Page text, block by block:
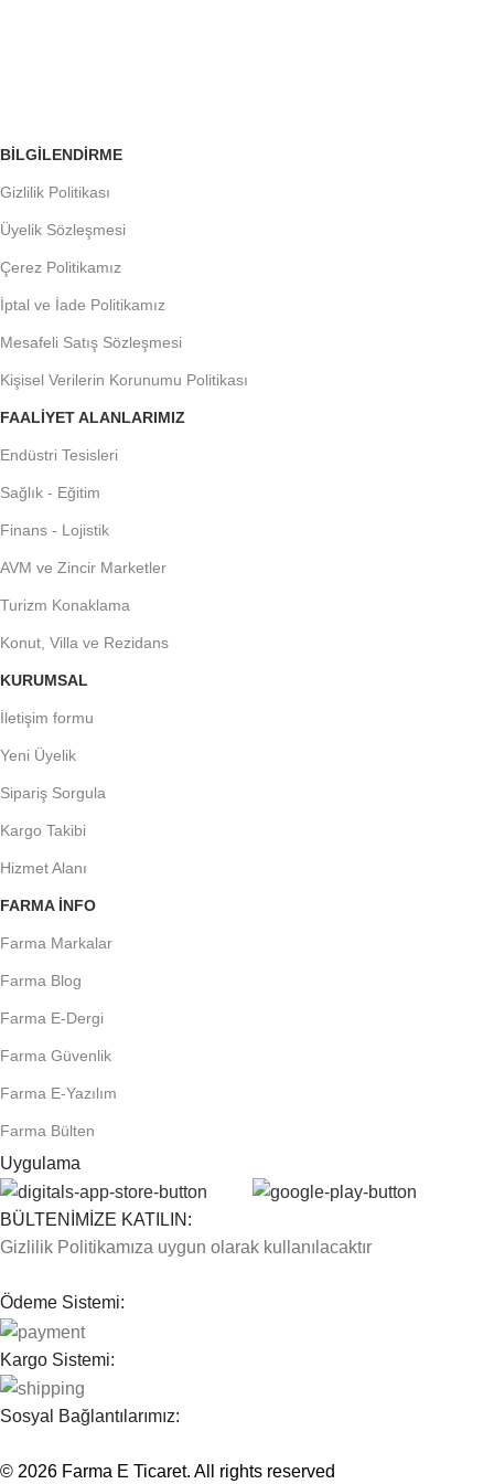
BILGILENDIRME
Gizlilik Politikası
Üyelik Sözleşmesi
Çerez Politikamız
İptal ve İade Politikamız
Mesafeli Satış Sözleşmesi
Kişisel Verilerin Korunumu Politikası
FAALIYET ALANLARIMIZ
Endüstri Tesisleri
Sağlık - Eğitim
Finans - Lojistik
AVM ve Zincir Marketler
Turizm Konaklama
Konut, Villa ve Rezidans
KURUMSAL
İletişim formu
Yeni Üyelik
Sipariş Sorgula
Kargo Takibi
Hizmet Alanı
FARMA INFO
Farma Markalar
Farma Blog
Farma E-Dergi
Farma Güvenlik
Farma E-Yazılım
Farma Bülten
Uygulama
BÜLTENİMİZE KATILIN:
Gizlilik Politikamıza uygun olarak kullanılacaktır
Ödeme Sistemi:
Kargo Sistemi:
Sosyal Bağlantılarımız:
© 2026 Farma E Ticaret. All rights reserved